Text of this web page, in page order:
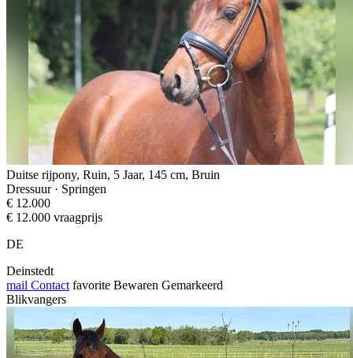
Duitse rijpony, Ruin, 5 Jaar, 145 cm, Bruin
Dressuur · Springen
€ 12.000
€ 12.000 vraagprijs
DE
Deinstedt
mail Contact favorite Bewaren Gemarkeerd
Blikvangers